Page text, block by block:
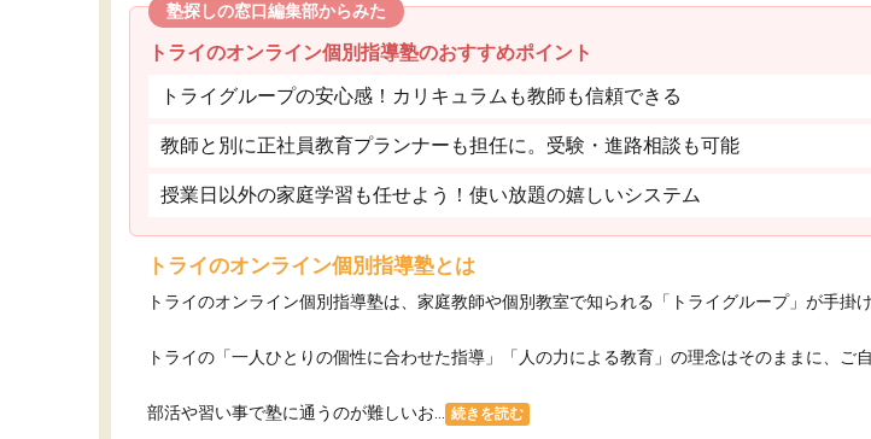
塾探しの窓口編集部からみた
トライのオンライン個別指導塾のおすすめポイント
トライグループの安心感！カリキュラムも教師も信頼できる
教師と別に正社員教育プランナーも担任に。受験・進路相談も可能
授業日以外の家庭学習も任せよう！使い放題の嬉しいシステム
トライのオンライン個別指導塾とは
トライのオンライン個別指導塾は、家庭教師や個別教室で知られる「トライグループ」が手掛
トライの「一人ひとりの個性に合わせた指導」「人の力による教育」の理念はそのままに、ご
部活や習い事で塾に通うのが難しいお... 続きを読む